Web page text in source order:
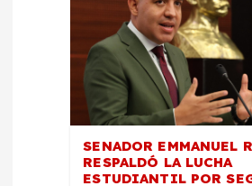
SENADOR EMMANUEL
RESPALDÓ LA LUCHA
ESTUDIANTIL POR